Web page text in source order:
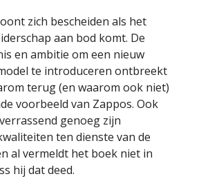
zich bescheiden als het
aan bod komt. De
en ambitie om een nieuw
te introduceren ontbreekt
terug (en waarom ook niet)
voorbeeld van Zappos. Ook
genoeg zijn
ten dienste van de
al vermeldt het boek niet in
hij dat deed.